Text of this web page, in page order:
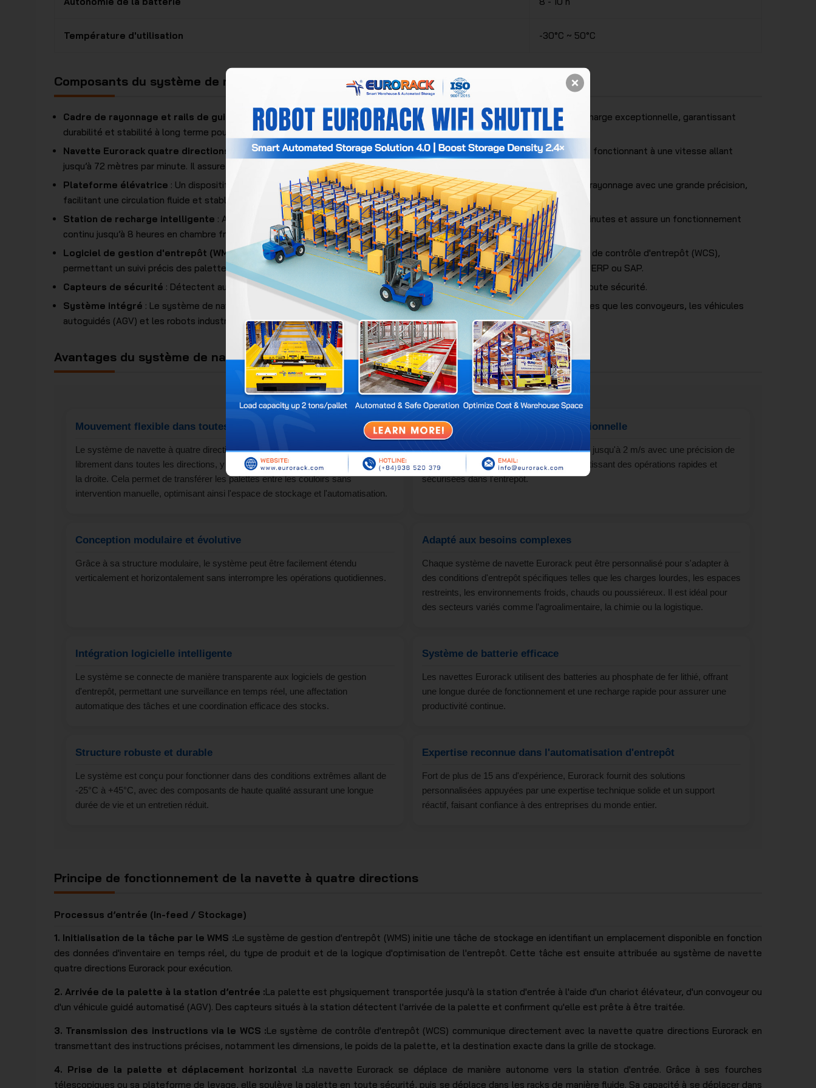
Température d'utilisation -30°C ~ 50°C
Composants du système de navette quatre directions Eurorack
Cadre de rayonnage et rails de guidage
: Fabriqués en acier de haute qualité, ces composants offrent une capacité de charge exceptionnelle, garantissant
durabilité et stabilité à long terme pour l’ensemble du système.
Navette Eurorack quatre directions
: Un robot intelligent capable de manipuler des palettes pesant de 1 500 à 2 000 kg, fonctionnant à une vitesse allant
jusqu’à 72 mètres par minute. Il assure un transport rapide et sécurisé des palettes.
Plateforme élévatrice : Un dispositif de levage automatique qui transfère la navette et les palettes entre les niveaux de rayonnage avec une grande précision,
facilitant une circulation fluide et stable des marchandises.
Station de recharge intelligente : Alimentée par des batteries lithium, elle permet une recharge rapide en moins de 90 minutes et assure un fonctionnement
continu jusqu’à 8 heures en chambre froide et 10 heures en entrepôt standard.
Logiciel de gestion d'entrepôt (WMS/WCS): Intègre un système intelligent de gestion d'entrepôt (WMS) et un système de contrôle d'entrepôt (WCS),
permettant un suivi précis des palettes, une navigation efficace de la navette, et une connectivité fluide avec les systèmes ERP ou SAP.
Capteurs de sécurité : Détectent automatiquement les personnes et les obstacles, garantissant un fonctionnement en toute sécurité.
Système intégré : Le système de navette Eurorack peut être facilement intégré à d'autres solutions d'automatisation telles que les convoyeurs, les véhicules
autoguidés (AGV) et les robots industriels, créant ainsi une chaîne logistique entièrement automatisée.
Avantages du système de navette quatre directions Eurorack
Mouvement flexible dans toutes les directions
Le système de navette à quatre directions Eurorack est conçu pour se déplacer
librement dans toutes les directions, y compris vers l'avant, l'arrière, la gauche et
la droite. Cela permet de transférer les palettes entre les couloirs sans
intervention manuelle, optimisant ainsi l'espace de stockage et l'automatisation.
Grande vitesse et précision exceptionnelle
Le système fonctionne à une vitesse allant jusqu'à 2 m/s avec une précision de
positionnement de deux millimètres, garantissant des opérations rapides et
sécurisées dans l'entrepôt.
Conception modulaire et évolutive
Grâce à sa structure modulaire, le système peut être facilement étendu
verticalement et horizontalement sans interrompre les opérations quotidiennes.
Adapté aux besoins complexes
Chaque système de navette Eurorack peut être personnalisé pour s'adapter à
des conditions d'entrepôt spécifiques telles que les charges lourdes, les espaces
restreints, les environnements froids, chauds ou poussiéreux. Il est idéal pour
des secteurs variés comme l’agroalimentaire, la chimie ou la logistique.
Intégration logicielle intelligente
Le système se connecte de manière transparente aux logiciels de gestion
d'entrepôt, permettant une surveillance en temps réel, une affectation
automatique des tâches et une coordination efficace des stocks.
Système de batterie efficace
Les navettes Eurorack utilisent des batteries au phosphate de fer lithié, offrant
une longue durée de fonctionnement et une recharge rapide pour assurer une
productivité continue.
Structure robuste et durable
Le système est conçu pour fonctionner dans des conditions extrêmes allant de
-25°C à +45°C, avec des composants de haute qualité assurant une longue
durée de vie et un entretien réduit.
Expertise reconnue dans l'automatisation d'entrepôt
Fort de plus de 15 ans d'expérience, Eurorack fournit des solutions
personnalisées appuyées par une expertise technique solide et un support
réactif, faisant confiance à des entreprises du monde entier.
Principe de fonctionnement de la navette à quatre directions
Processus d’entrée (In-feed / Stockage)
1. Initialisation de la tâche par le WMS :Le système de gestion d'entrepôt (WMS) initie une tâche de stockage en identifiant un emplacement disponible en fonction
des données d'inventaire en temps réel, du type de produit et de la logique d'optimisation de l'entrepôt. Cette tâche est ensuite attribuée au système de navette
quatre directions Eurorack pour exécution.
2. Arrivée de la palette à la station d’entrée :La palette est physiquement transportée jusqu'à la station d'entrée à l'aide d'un chariot élévateur, d'un convoyeur ou
d'un véhicule guidé automatisé (AGV). Des capteurs situés à la station détectent l'arrivée de la palette et confirment qu'elle est prête à être traitée.
3. Transmission des instructions via le WCS :Le système de contrôle d'entrepôt (WCS) communique directement avec la navette quatre directions Eurorack en
transmettant des instructions précises, notamment les dimensions, le poids de la palette, et la destination exacte dans la grille de stockage.
4. Prise de la palette et déplacement horizontal :La navette Eurorack se déplace de manière autonome vers la station d'entrée. Grâce à ses fourches
télescopiques ou sa plateforme de levage, elle soulève la palette en toute sécurité, puis se déplace dans les racks de manière fluide. Sa capacité à se déplacer dans